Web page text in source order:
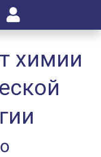
химии